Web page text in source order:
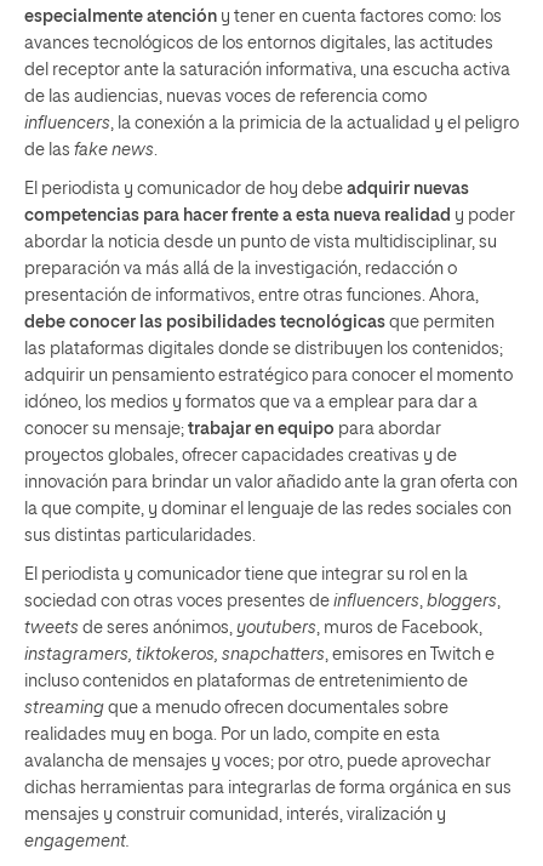
especialmente atención y tener en cuenta factores como: los
avances tecnológicos de los entornos digitales, las actitudes
del receptor ante la saturación informativa, una escucha activa
de las audiencias, nuevas voces de referencia como
influencers , la conexión a la primicia de la actualidad y el peligro
de las fake news
El periodista y comunicador de hoy debe adquirir nuevas
competencias para hacer frente a esta nueva realidad y poder
abordar la noticia desde un punto de vista multidisciplinar, su
preparación va más allá de la investigación, redacción o
presentación de informativos, entre otras funciones. Ahora,
debe conocer las posibilidades tecnológicas que permiten
las plataformas digitales donde se distribuyen los contenidos;
adquirir un pensamiento estratégico para conocer el momento
idóneo, los medios y formatos que va a emplear para dar a
conocer su mensaje; trabajar en equipo para abordar
proyectos globales, ofrecer capacidades creativas y de
innovación para brindar un valor añadido ante la gran oferta con
la que compite, y dominar el lenguaje de las redes sociales con
sus distintas particularidades.
El periodista y comunicador tiene que integrar su rol en la
sociedad con otras voces presentes de influencers bloggers
tweets de seres anónimos, youtubers , muros de Facebook,
instagramers, tiktokeros, snapchatters , emisores en Twitch e
incluso contenidos en plataformas de entretenimiento de
streaming que a menudo ofrecen documentales sobre
realidades muy en boga. Por un lado, compite en esta
avalancha de mensajes y voces; por otro, puede aprovechar
dichas herramientas para integrarlas de forma orgánica en sus
mensajes y construir comunidad, interés, viralización y
engagement.